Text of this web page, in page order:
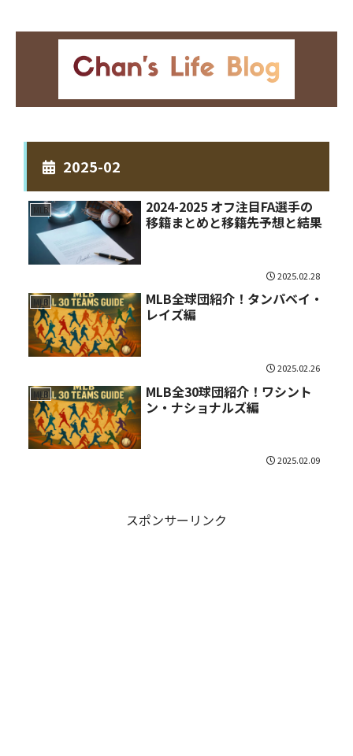
2025-02
MLB
2024-2025 オフ注目FA選手の
移籍まとめと移籍先予想と結果
2025.02.28
MLB
MLB全球団紹介！タンパベイ・
レイズ編
2025.02.26
MLB
MLB全30球団紹介！ワシント
ン・ナショナルズ編
2025.02.09
スポンサーリンク